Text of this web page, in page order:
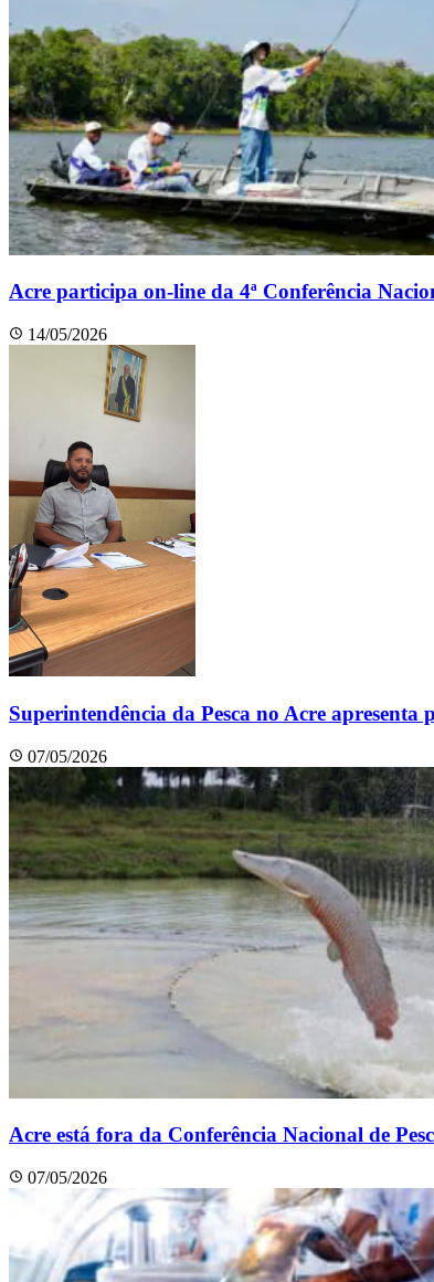
Acre participa on-line da 4ª Conferência
14/05/2026
Superintendência da Pesca no Acre apresenta
07/05/2026
Acre está fora da Conferência Nacional de
07/05/2026